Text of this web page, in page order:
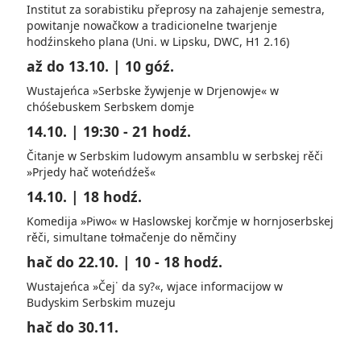
Institut za sorabistiku přeprosy na zahajenje semestra,
powitanje nowačkow a tradicionelne twarjenje
hodźinskeho plana (Uni. w Lipsku, DWC, H1 2.16)
až do 13.10. | 10 góź.
Wustajeńca »Serbske žywjenje w Drjenowje« w
chóśebuskem Serbskem domje
14.10. | 19:30 - 21 hodź.
Čitanje w Serbskim ludowym ansamblu w serbskej rěči
»Prjedy hač woteńdźeš«
14.10. | 18 hodź.
Komedija »Piwo« w Haslowskej korčmje w hornjoserbskej
rěči, simultane tołmačenje do něm­činy
hač do 22.10. | 10 - 18 hodź.
Wustajeńca »Čej᾿ da sy?«, wjace informacijow w
Budyskim Serbskim muzeju
hač do 30.11.